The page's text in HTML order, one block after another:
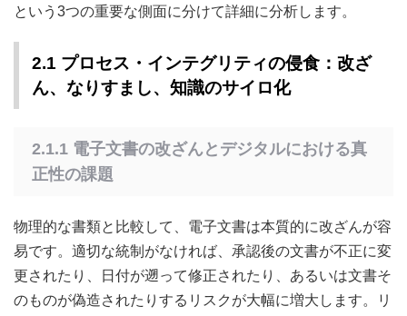
という3つの重要な側面に分けて詳細に分析します。
2.1 プロセス・インテグリティの侵食：改ざ
ん、なりすまし、知識のサイロ化
2.1.1 電子文書の改ざんとデジタルにおける真
正性の課題
物理的な書類と比較して、電子文書は本質的に改ざんが容
易です。適切な統制がなければ、承認後の文書が不正に変
更されたり、日付が遡って修正されたり、あるいは文書そ
のものが偽造されたりするリスクが大幅に増大します。リ